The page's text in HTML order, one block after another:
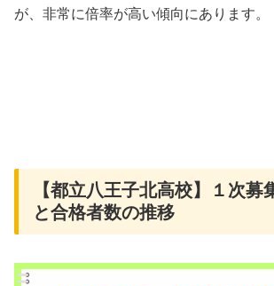
が、非常に倍率が高い傾向にあります。
【都立八王子北高校】１次募
と合格者数の推移